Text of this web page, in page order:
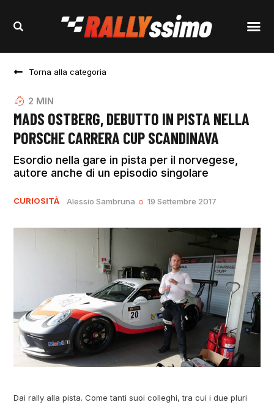
Torna alla categoria
2 MIN
MADS OSTBERG, DEBUTTO IN PISTA NELLA
PORSCHE CARRERA CUP SCANDINAVA
Esordio nella gare in pista per il norvegese,
autore anche di un episodio singolare
CURIOSITÀ Alessio Sambruna 19 Settembre 2017
Dai rally alla pista. Come tanti suoi colleghi, tra cui i due pluri